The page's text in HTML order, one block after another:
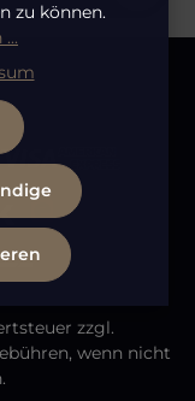
gelesen und bin
ein
Felder sind
zzgl.
wenn nicht
zu können.